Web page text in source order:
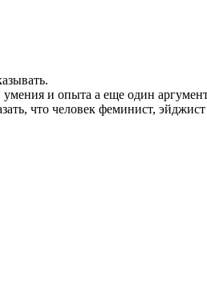
и опыта а еще один
что человек феминист,